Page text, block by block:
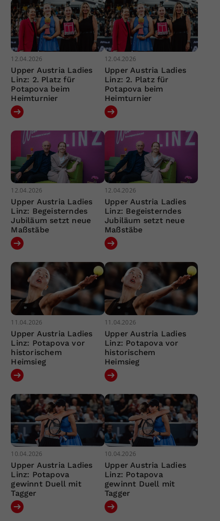
12.04.2026
Upper Austria Ladies
Linz: 2. Platz für
Potapova beim
Heimturnier
12.04.2026
Upper Austria Ladies
Linz: 2. Platz für
Potapova beim
Heimturnier
12.04.2026
Upper Austria Ladies
Linz: Begeisterndes
Jubiläum setzt neue
Maßstäbe
12.04.2026
Upper Austria Ladies
Linz: Begeisterndes
Jubiläum setzt neue
Maßstäbe
11.04.2026
Upper Austria Ladies
Linz: Potapova vor
historischem
Heimsieg
11.04.2026
Upper Austria Ladies
Linz: Potapova vor
historischem
Heimsieg
10.04.2026
Upper Austria Ladies
Linz: Potapova
gewinnt Duell mit
Tagger
10.04.2026
Upper Austria Ladies
Linz: Potapova
gewinnt Duell mit
Tagger